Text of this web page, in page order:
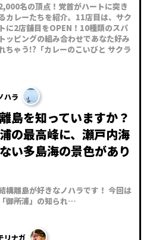
名の頂点！党首がハートに突き
カレーたちを紹介。11店目は、サク
に2店舗目をOPEN！10種類のスパ
ッピングの組み合わせであなた好み
ちゃう!?「カレーのこいびと サクラ
ハラ
島を知っていますか？
の最高峰に、瀬戸内海
い多島海の景色があり
構離島が好きなノハラです！ 今回は
御所浦」の知られ…
リナガ